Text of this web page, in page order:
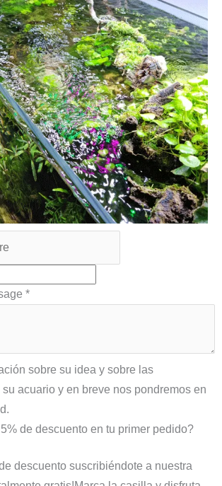
*
sobre su idea y sobre las
acuario y en breve nos pondremos en
de descuento en tu primer pedido?
descuento suscribiéndote a nuestra